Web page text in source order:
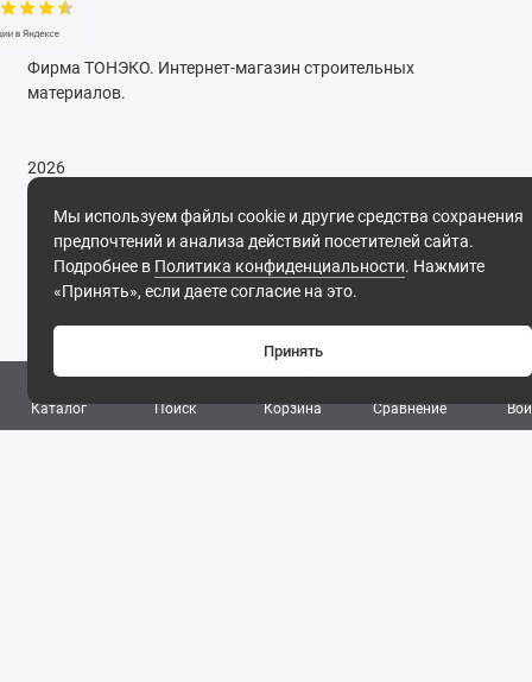
Каталог Поиск Корзина
0
Сравнение
Мы используем файлы cookie и другие средства сохранения
предпочтений и анализа действий посетителей сайта.
Подробнее в Политика конфиденциальности. Нажмите
«Принять», если даете согласие на это.
Принять
Фирма ТОНЭКО. Интернет-магазин строительных
материалов.
2026
Поддержка
8 (495) 142-53-32
Обратный звонок
ПН-ПТ: 09:30 - 18:00 СБ-ВС: выходной